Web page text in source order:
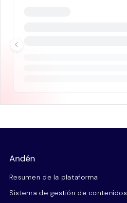
Andén
Resumen de la plataforma
Sistema de gestión de contenidos